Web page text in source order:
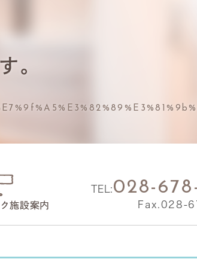
。
施設案内
TEL:028-
Fax.028-